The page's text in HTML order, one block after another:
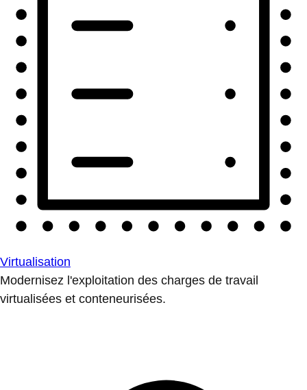
Virtualisation
Modernisez l'exploitation des charges de travail
virtualisées et conteneurisées.